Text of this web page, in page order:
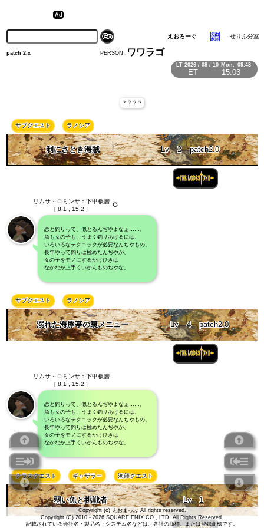
Copyright (c) えおまっぷ All rights reserved.
Copyright (C) 2010 - 2026 SQUARE ENIX CO., LTD. All Rights Reserved.
記載されている会社名・製品名・システム名などは、各社の商標、または登録商標です。
LT 2026 / 08 / 10 Mon. 09:43
ET 15:03
えおろーぐ せりふ分室
PERSON : ワワラゴ
patch 2.x
？？？？
サブクエスト ラノシア
利にさとき海賊 Lv 2 patch2.0
リムサ・ロミンサ：下甲板層
[ 8.1 , 15.2 ]
恋と釣りって、似とるんぢやよなぁ……。
魚も女の子も、うまく釣りあげるには、
いろいろなテクニックが必要なんぢやもの。
長年やって釣りは極めたんぢやが、
女の子をモノにするかけひきは
なかなか上手くいかんものぢやな。
サブクエスト ラノシア
溺れた海豚亭の裏メニュー Lv 4 patch2.0
リムサ・ロミンサ：下甲板層
[ 8.1 , 15.2 ]
恋と釣りって、似とるんぢやよなぁ……。
魚も女の子も、うまく釣りあげるには、
いろいろなテクニックが必要なんぢやもの。
長年やって釣りは極めたんぢやが、
女の子をモノにするかけひきは
なかなか上手くいかんものぢやな。
クラスクエスト ギャザラー 漁師クエスト
弱い魚と挑戦者 Lv 1